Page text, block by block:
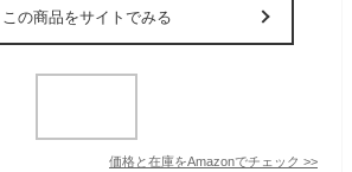
この商品をサイトでみる
価格と在庫をAmazonでチェック >>